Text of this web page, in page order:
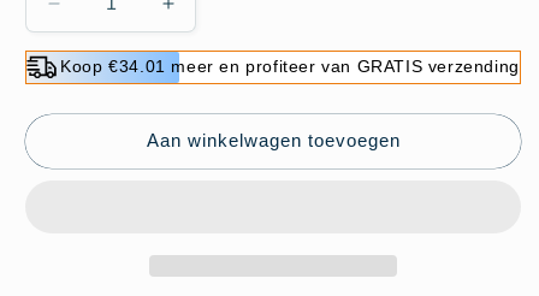
Aantal
verlagen
voor
50%
UIT-
verfstripper
Aantal
verhogen
voor
50%
UIT-
Efficiënte
verfstripper
Koop €34.01 meer en profiteer van GRATIS verzending
Aan winkelwagen toevoegen